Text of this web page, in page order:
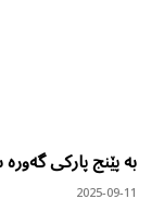
بە پێنج پارکی
2025-09-11